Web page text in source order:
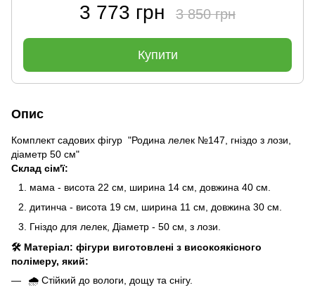
3 773 грн 3 850 грн
Купити
Опис
Комплект садових фігур "Родина лелек №147, гніздо з лози,
діаметр 50 см"
Склад сім'ї:
мама - висота 22 см, ширина 14 см, довжина 40 см.
дитинча - висота 19 см, ширина 11 см, довжина 30 см.
Гніздо для лелек, Діаметр - 50 см, з лози.
🛠️ Матеріал: фігури виготовлені з високоякісного
полімеру, який:
🌧️ Стійкий до вологи, дощу та снігу.